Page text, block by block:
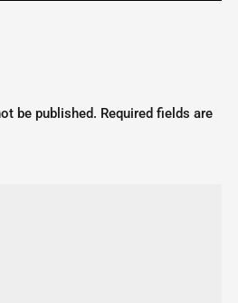
be published. Required fields are